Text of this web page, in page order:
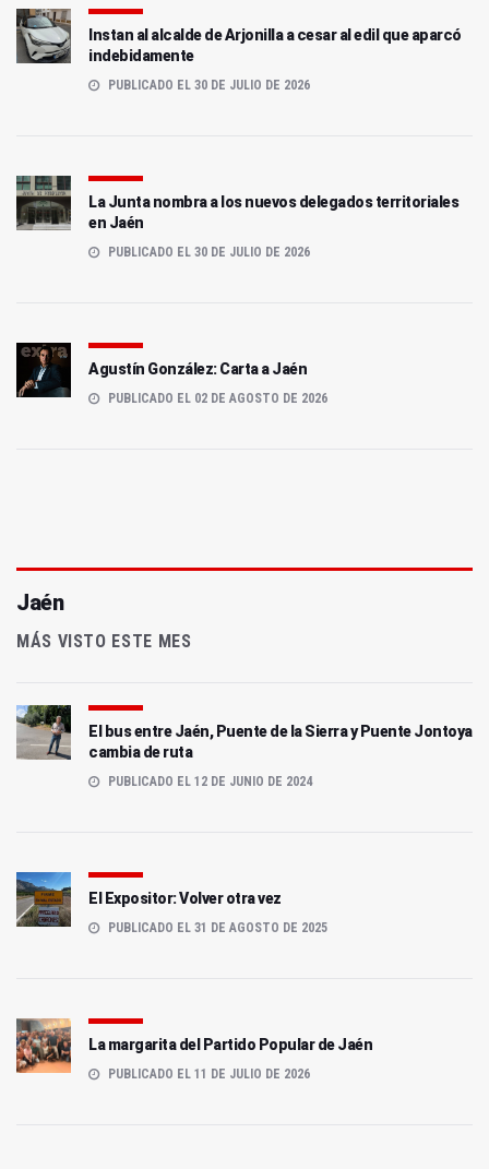
Instan al alcalde de Arjonilla a cesar al edil que aparcó
indebidamente
PUBLICADO EL 30 DE JULIO DE 2026
La Junta nombra a los nuevos delegados territoriales
en Jaén
PUBLICADO EL 30 DE JULIO DE 2026
Agustín González: Carta a Jaén
PUBLICADO EL 02 DE AGOSTO DE 2026
Jaén
MÁS VISTO ESTE MES
El bus entre Jaén, Puente de la Sierra y Puente Jontoya
cambia de ruta
PUBLICADO EL 12 DE JUNIO DE 2024
El Expositor: Volver otra vez
PUBLICADO EL 31 DE AGOSTO DE 2025
La margarita del Partido Popular de Jaén
PUBLICADO EL 11 DE JULIO DE 2026